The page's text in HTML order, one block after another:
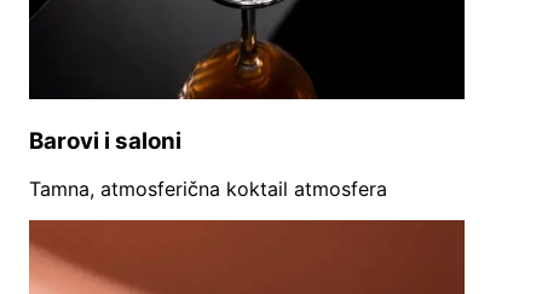
Barovi i saloni
Tamna, atmosferična koktail atmosfera